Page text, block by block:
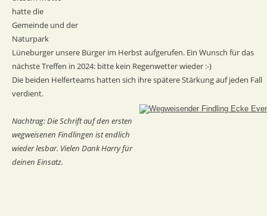
hatte die
Gemeinde und der
Naturpark
Lüneburger unsere Bürger im Herbst aufgerufen. Ein Wunsch für das
nächste Treffen in 2024: bitte kein Regenwetter wieder :-)
Die beiden Helferteams hatten sich ihre spätere Stärkung auf jeden Fall
verdient.
Nachtrag: Die Schrift auf den ersten
wegweisenen Findlingen ist endlich
wieder lesbar. Vielen Dank Harry für
deinen Einsatz.